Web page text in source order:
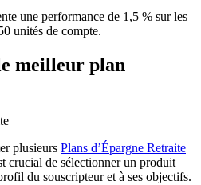
une performance de 1,5 % sur les
unités de compte.
meilleur plan
plusieurs Plans d’Épargne Retraite
crucial de sélectionner un produit
du souscripteur et à ses objectifs.